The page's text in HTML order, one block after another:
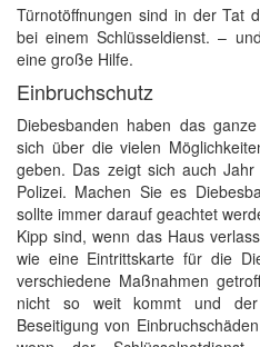
Türnotöffnungen sind in der Tat
bei einem Schlüsseldienst. –
eine große Hilfe.
Einbruchschutz
Diebesbanden haben das
sich über die vielen
geben. Das zeigt sich auch
Polizei. Machen Sie es
sollte immer darauf geachtet
Kipp sind, wenn das Haus
wie eine Eintrittskarte für die
verschiedene Maßnahmen
nicht so weit kommt und der
Beseitigung von